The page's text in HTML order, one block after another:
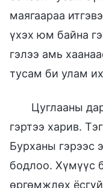
маягаараа
үхэх юм байна
гэлээ амь
тусам би улам
Цуглааны
гэртээ харив.
Бурханы гэрээс
бодлоо. Хүмүүс
өргөмжлөх